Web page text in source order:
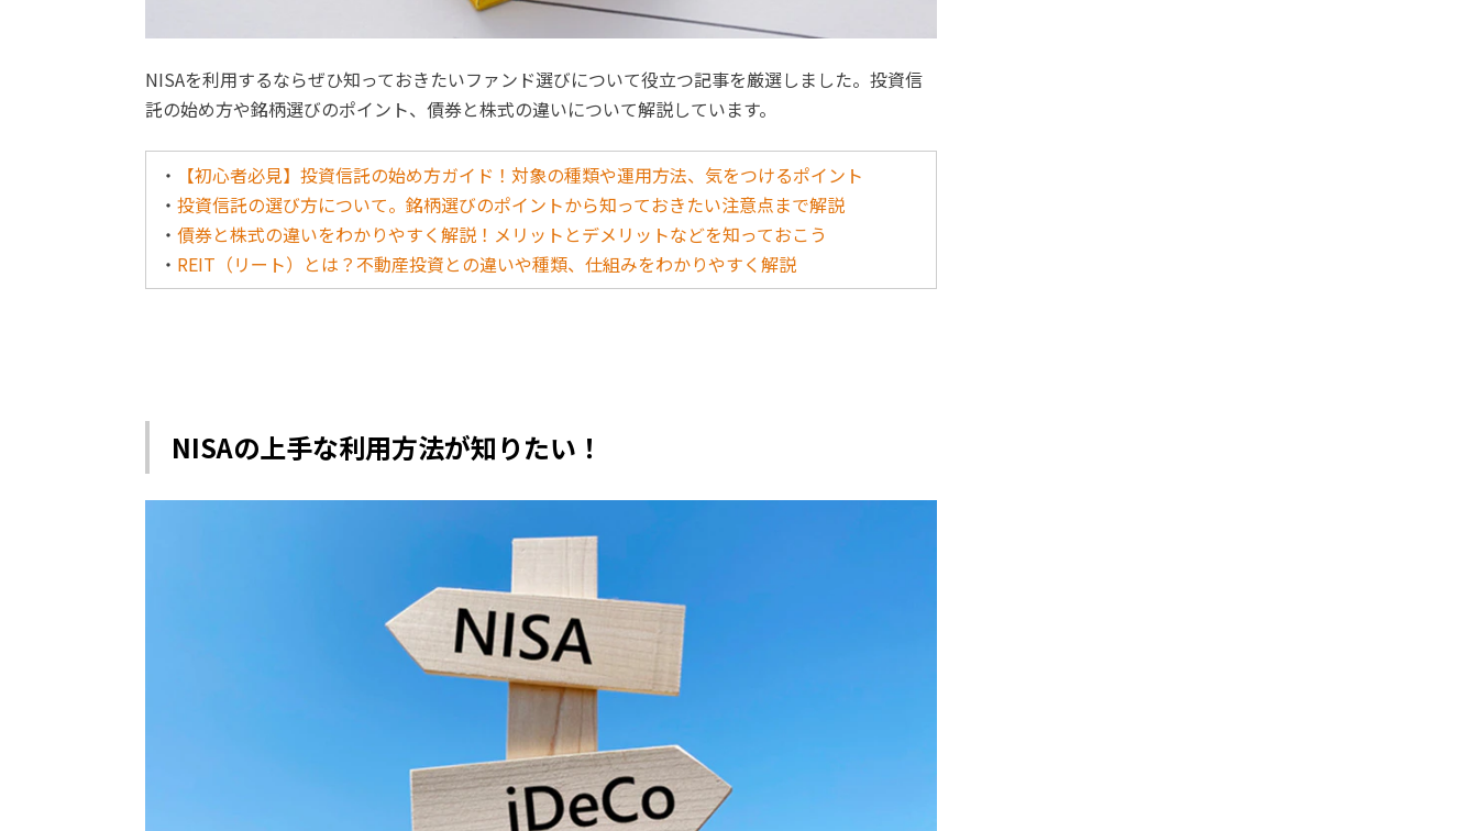
NISAを利用するならぜひ知っておきたいファンド選びについて役立つ記事を厳選しました。投資信
託の始め方や銘柄選びのポイント、債券と株式の違いについて解説しています。
・
【初心者必見】投資信託の始め方ガイド！対象の種類や運用方法、気をつけるポイント
・ 投資信託の選び方について。銘柄選びのポイントから知っておきたい注意点まで解説
・ 債券と株式の違いをわかりやすく解説！メリットとデメリットなどを知っておこう
・ REIT（リート）とは？不動産投資との違いや種類、仕組みをわかりやすく解説
NISAの上手な利用方法が知りたい！